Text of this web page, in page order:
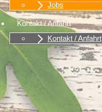
Jobs
Kontakt / Anfahrt
Kontakt / Anfahrt